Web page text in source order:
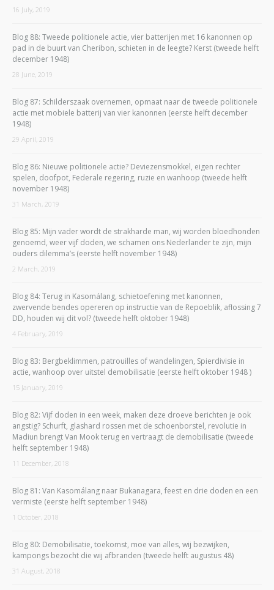
16 July, 2019
Blog 88: Tweede politionele actie, vier batterijen met 16 kanonnen op
pad in de buurt van Cheribon, schieten in de leegte? Kerst (tweede helft
december 1948)
28 June, 2019
Blog 87: Schilderszaak overnemen, opmaat naar de tweede politionele
actie met mobiele batterij van vier kanonnen (eerste helft december
1948)
29 April, 2019
Blog 86: Nieuwe politionele actie? Deviezensmokkel, eigen rechter
spelen, doofpot, Federale regering, ruzie en wanhoop (tweede helft
november 1948)
31 March, 2019
Blog 85: Mijn vader wordt de strakharde man, wij worden bloedhonden
genoemd, weer vijf doden, we schamen ons Nederlander te zijn, mijn
ouders dilemma’s (eerste helft november 1948)
2 March, 2019
Blog 84: Terug in Kasomálang, schietoefening met kanonnen,
zwervende bendes opereren op instructie van de Repoeblik, aflossing 7
DD, houden wij dit vol? (tweede helft oktober 1948)
4 February, 2019
Blog 83: Bergbeklimmen, patrouilles of wandelingen, Spierdivisie in
actie, wanhoop over uitstel demobilisatie (eerste helft oktober 1948 )
15 January, 2019
Blog 82: Vijf doden in een week, maken deze droeve berichten je ook
angstig? Schurft, glashard rossen met de schoenborstel, revolutie in
Madiun brengt Van Mook terug en vertraagt de demobilisatie (tweede
helft september 1948)
11 December, 2018
Blog 81: Van Kasomálang naar Bukanagara, feest en drie doden en een
vermiste (eerste helft september 1948)
1 October, 2018
Blog 80: Demobilisatie, toekomst, moe van alles, wij bezwijken,
kampongs bezocht die wij afbranden (tweede helft augustus 48)
31 August, 2018